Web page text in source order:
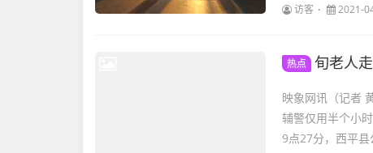
访客 2021-
热点 旬老人
映象网讯（记者
辅警仅用半个小时的
9点27分，西平县